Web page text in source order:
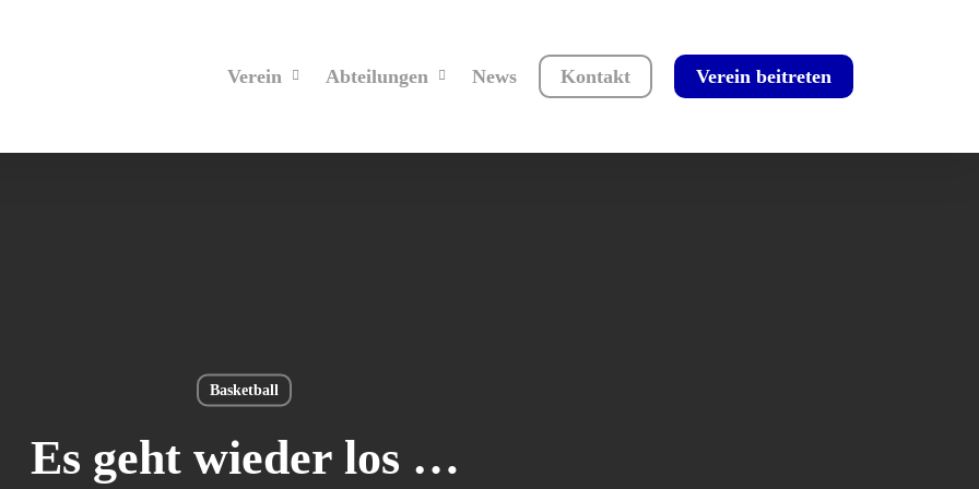
Verein Abteilungen News Kontakt Verein beitreten
Basketball
Es geht wieder los …